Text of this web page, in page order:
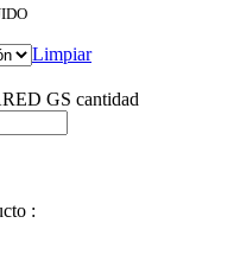
Limpiar
GS cantidad
: